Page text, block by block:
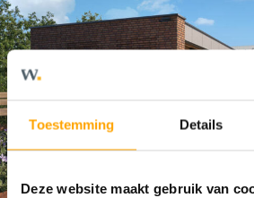
Toestemming Details
Deze website maakt gebruik van